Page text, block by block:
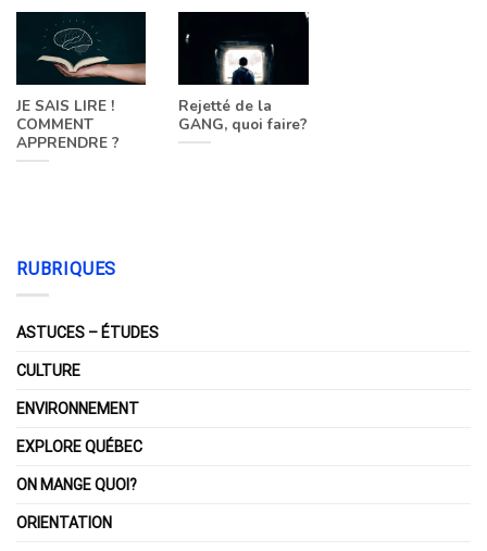
JE SAIS LIRE !
COMMENT
APPRENDRE ?
Rejetté de la
GANG, quoi faire?
RUBRIQUES
ASTUCES – ÉTUDES
CULTURE
ENVIRONNEMENT
EXPLORE QUÉBEC
ON MANGE QUOI?
ORIENTATION